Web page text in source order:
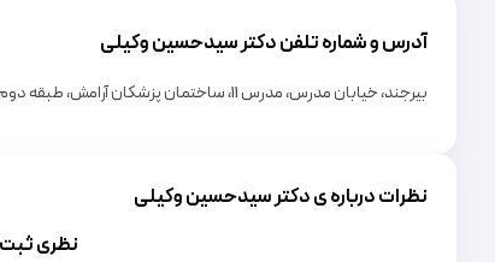
آدرس و شماره تلفن دکترسیدحسین وکیلی
بیرجند، خیابان مدرس، مدرس 11، ساختمان پزشکان آرامش، طبقه دوم - تلفن: 09101623878,09155657882
نظرات درباره ی دکتر سیدحسین وکیلی
نظری